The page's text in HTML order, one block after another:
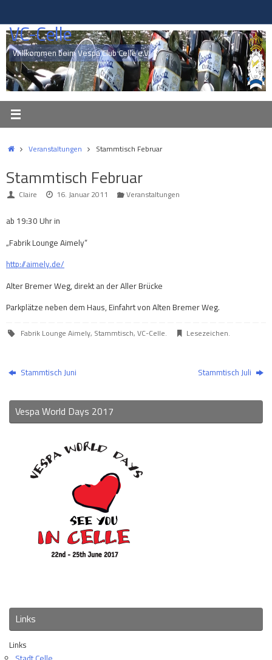
springen
VC-Celle
Willkommen beim Vespa Club Celle e.V.
StartVeranstaltungen Stammtisch Februar
Stammtisch Februar
Claire 16. Januar 2011 Veranstaltungen
ab 19:30 Uhr in
„Fabrik Lounge Aimely“
http://aimely.de/
Alter Bremer Weg, direkt an der Aller Brücke
Parkplätze neben dem Haus, Einfahrt von Alten Bremer Weg.
Fabrik Lounge Aimely, Stammtisch, VC-Celle. Lesezeichen.
Stammtisch Juni Stammtisch Juli
Vespa World Days 2017
Links
Links